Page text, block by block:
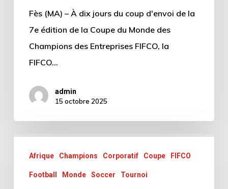
Fès (MA) – À dix jours du coup d'envoi de la
7e édition de la Coupe du Monde des
Champions des Entreprises FIFCO, la
FIFCO…
admin
15 octobre 2025
Afrique Champions Corporatif Coupe FIFCO
Football Monde Soccer Tournoi